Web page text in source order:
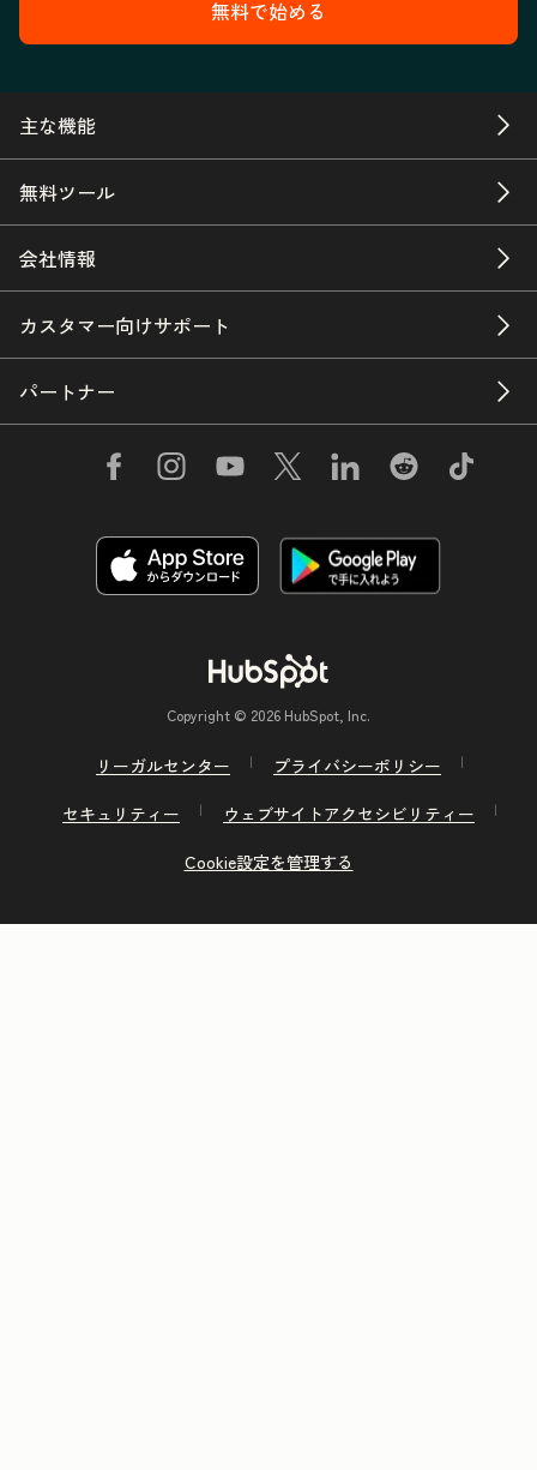
無料で始める
主な機能
無料ツール
会社情報
カスタマー向けサポート
パートナー
Copyright © 2026 HubSpot, Inc.
リーガルセンター
プライバシーポリシー
セキュリティー
ウェブサイトアクセシビリティー
Cookie設定を管理する